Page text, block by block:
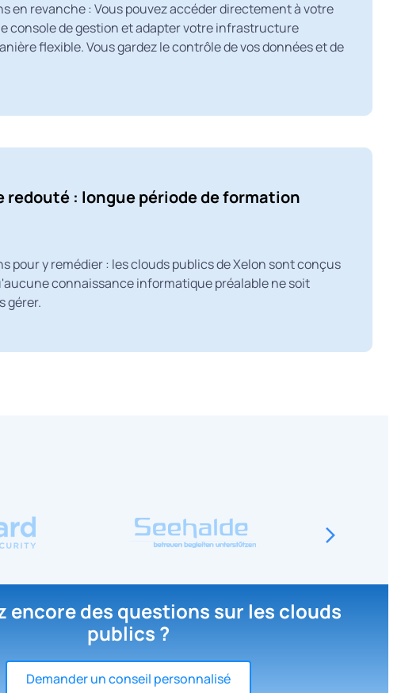
en revanche : Vous pouvez accéder directement à votre
console de gestion et adapter votre infrastructure
flexible. Vous gardez le contrôle de vos données et de
redouté : longue période de formation
pour y remédier : les clouds publics de Xelon sont conçus
connaissance informatique préalable ne soit
gérer.
encore des questions sur les clouds
publics ?
Demander un conseil personnalisé